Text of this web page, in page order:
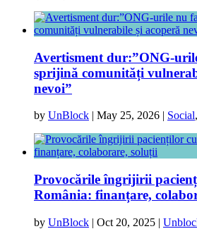
Avertisment dur:”ONG-
sprijină comunități
nevoi”
by UnBlock | May 25, 2026 | Social,
Provocările îngrijirii
România: finanțare,
by UnBlock | Oct 20, 2025 |